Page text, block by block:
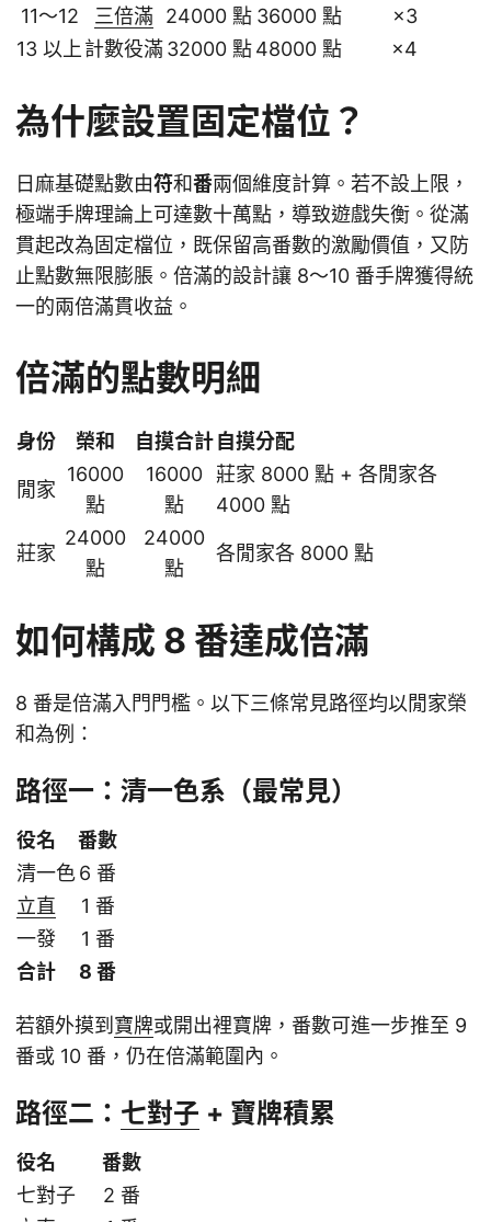
11～12
三倍滿 24000 點 36000 點
×3
13 以上計數役滿32000 點 48000 點 ×4
為什麼設置固定檔位？
日麻基礎點數由符和番兩個維度計算。若不設上限，
極端手牌理論上可達數十萬點，導致遊戲失衡。從滿
貫起改為固定檔位，既保留高番數的激勵價值，又防
止點數無限膨脹。倍滿的設計讓 8～10 番手牌獲得統
一的兩倍滿貫收益。
倍滿的點數明細
身份 榮和 自摸合計自摸分配
閒家
16000
點
16000
點
莊家 8000 點 + 各閒家各
4000 點
莊家
24000
點
24000
點
各閒家各 8000 點
如何構成 8 番達成倍滿
8 番是倍滿入門門檻。以下三條常見路徑均以閒家榮
和為例：
路徑一：清一色系（最常見）
役名
番數
清一色6 番
立直
1 番
一發
1 番
合計
8 番
若額外摸到 寶牌或開出裡寶牌，番數可進一步推至 9
番或 10 番，仍在倍滿範圍內。
路徑二： 七對子 + 寶牌積累
役名
番數
七對子
2 番